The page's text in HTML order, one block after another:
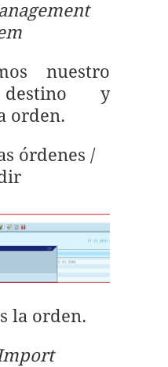
nuestro
y
orden.
órdenes /
la orden.